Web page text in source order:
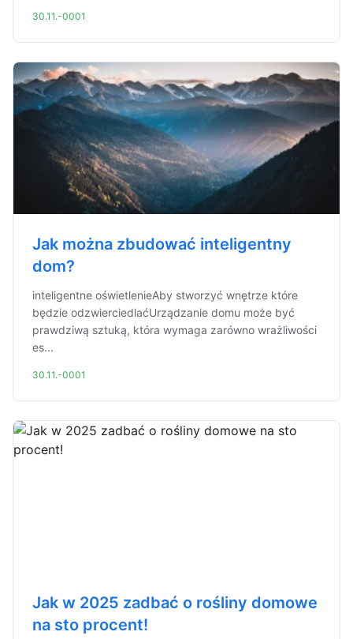
30.11.-0001
Jak można zbudować inteligentny
dom?
inteligentne oświetlenieAby stworzyć wnętrze które
będzie odzwierciedlaćUrządzanie domu może być
prawdziwą sztuką, która wymaga zarówno wrażliwości
es...
30.11.-0001
Jak w 2025 zadbać o rośliny domowe
na sto procent!